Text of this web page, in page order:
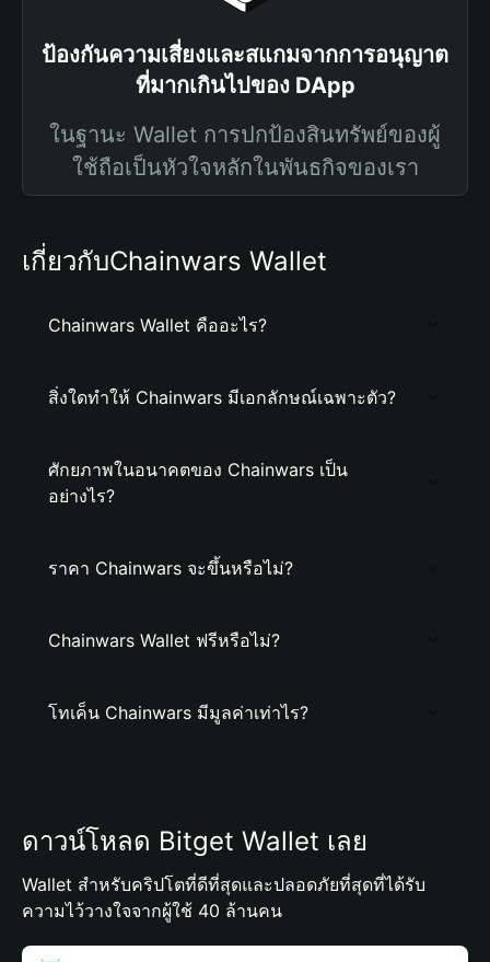
ป้องกันความเสี่ยงและสแกมจากการอนุญาต
ที่มากเกินไปของ DApp
ในฐานะ Wallet การปกป้องสินทรัพย์ของผู้
ใช้ถือเป็นหัวใจหลักในพันธกิจของเรา
เกี่ยวกับChainwars Wallet
Chainwars Wallet คืออะไร?
สิ่งใดทำให้ Chainwars มีเอกลักษณ์เฉพาะตัว?
ศักยภาพในอนาคตของ Chainwars เป็น
อย่างไร?
ราคา Chainwars จะขึ้นหรือไม่?
Chainwars Wallet ฟรีหรือไม่?
โทเค็น Chainwars มีมูลค่าเท่าไร?
ดาวน์โหลด Bitget Wallet เลย
Wallet สำหรับคริปโตที่ดีที่สุดและปลอดภัยที่สุดที่ได้รับ
ความไว้วางใจจากผู้ใช้ 40 ล้านคน